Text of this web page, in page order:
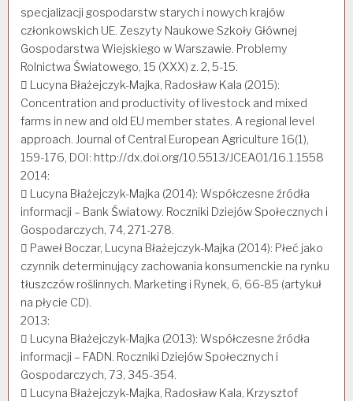
specjalizacji gospodarstw starych i nowych krajów
członkowskich UE. Zeszyty Naukowe Szkoły Głównej
Gospodarstwa Wiejskiego w Warszawie. Problemy
Rolnictwa Światowego, 15 (XXX) z. 2, 5-15.
 Lucyna Błażejczyk-Majka, Radosław Kala (2015):
Concentration and productivity of livestock and mixed
farms in new and old EU member states. A regional level
approach. Journal of Central European Agriculture 16(1),
159-176, DOI: http://dx.doi.org/10.5513/JCEA01/16.1.1558
2014:
 Lucyna Błażejczyk-Majka (2014): Współczesne źródła
informacji – Bank Światowy. Roczniki Dziejów Społecznych i
Gospodarczych, 74, 271-278.
 Paweł Boczar, Lucyna Błażejczyk-Majka (2014): Płeć jako
czynnik determinujący zachowania konsumenckie na rynku
tłuszczów roślinnych. Marketing i Rynek, 6, 66-85 (artykuł
na płycie CD).
2013:
 Lucyna Błażejczyk-Majka (2013): Współczesne źródła
informacji – FADN. Roczniki Dziejów Społecznych i
Gospodarczych, 73, 345-354.
 Lucyna Błażejczyk-Majka, Radosław Kala, Krzysztof